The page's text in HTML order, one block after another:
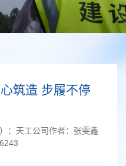
筑造 步履不停
： 天工公司作者： 张雯鑫